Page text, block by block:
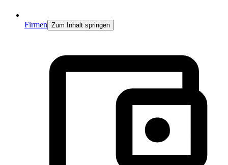
Firmen Zum Inhalt springen